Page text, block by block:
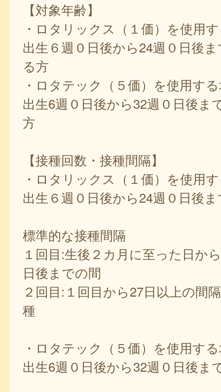
【対象年齢】
・ロタリックス（１価）を使用
出生６週０日後から24週０日後
る方
・ロタテック（５価）を使用す
出生6週０日後から32週０日後ま
方
【接種回数・接種間隔】
・ロタリックス（１価）を使用
出生６週０日後から24週０日後
標準的な接種間隔
１回目:生後２カ月に至った日か
日後までの間
２回目:１回目から27日以上の間
種
・ロタテック（５価）を使用す
出生6週０日後から32週０日後ま